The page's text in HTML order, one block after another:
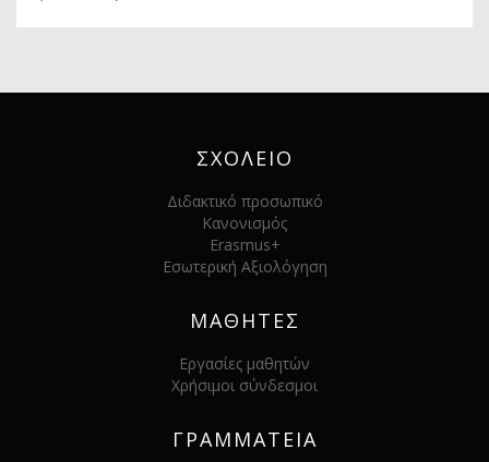
ΣΧΟΛΕΙΟ
Διδακτικό προσωπικό
Κανονισμός
Erasmus+
Εσωτερική Αξιολόγηση
ΜΑΘΗΤΕΣ
Εργασίες μαθητών
Χρήσιμοι σύνδεσμοι
ΓΡΑΜΜΑΤΕΙΑ